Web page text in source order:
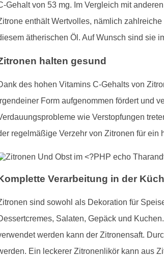
Gehalt von 53 mg. Im Vergleich mit
enthält Wertvolles, nämlich
ätherischen Öl. Auf Wunsch sind sie
halten gesund
des hohen Vitamins C-Gehalts von
Form aufgenommen fördert und
wie Verstopfungen
regelmäßige Verzehr von Zitronen für ein
Verarbeitung in der
sind sowohl als Dekoration für
Salaten, Gepäck und
werden kann der Zitronensaft.
Ein leckerer Zitronenlikör kann aus